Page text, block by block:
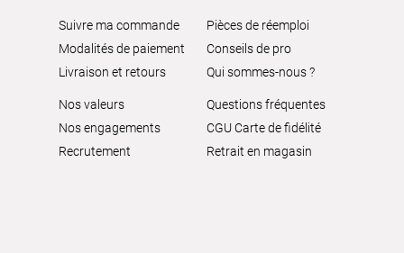
Suivre ma commande
Modalités de paiement
Livraison et retours
Pièces de réemploi
Conseils de pro
Qui sommes-nous ?
Nos valeurs
Nos engagements
Recrutement
Questions fréquentes
CGU Carte de fidélité
Retrait en magasin